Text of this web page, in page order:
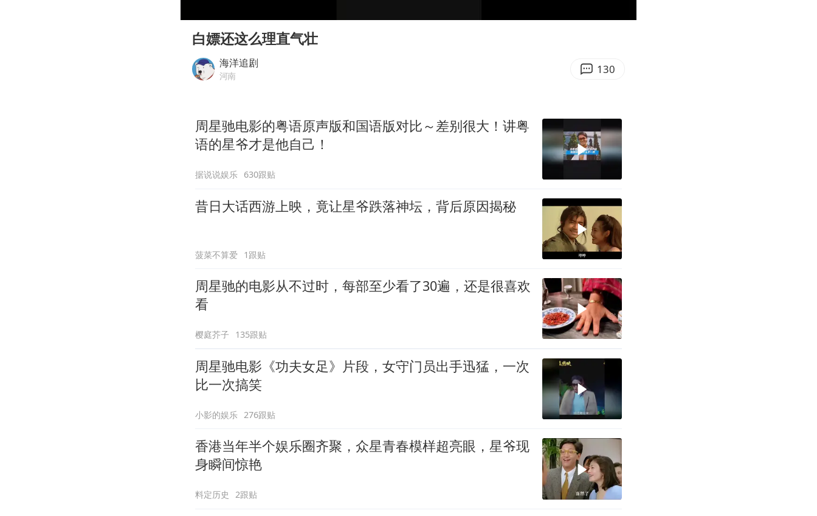
“不怕六爷挂得多 就怕六爷挂一颗”
酒店回应车内过夜被收150元
梁家辉：到内地拍戏不是北上是回归
人民的健康、体质、幸福一脉相承
白嫖还这么理直气壮
海洋追剧
河南 130
周星驰电影的粤语原声版和国语版对比～差别很大！讲粤
语的星爷才是他自己！
据说说娱乐 630跟贴
昔日大话西游上映，竟让星爷跌落神坛，背后原因揭秘
菠菜不算爱 1跟贴
周星驰的电影从不过时，每部至少看了30遍，还是很喜欢
看
樱庭芥子 135跟贴
周星驰电影《功夫女足》片段，女守门员出手迅猛，一次
比一次搞笑
小影的娱乐 276跟贴
香港当年半个娱乐圈齐聚，众星青春模样超亮眼，星爷现
身瞬间惊艳
料定历史 2跟贴